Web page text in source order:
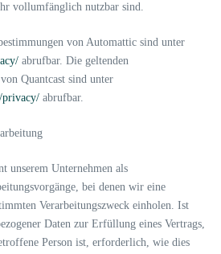
vollumfänglich nutzbar sind.
von Automattic sind unter
abrufbar. Die geltenden
Quantcast sind unter
privacy/ abrufbar.
Unternehmen als
bei denen wir eine
Verarbeitungszweck einholen. Ist
Daten zur Erfüllung eines Vertrags,
Person ist, erforderlich, wie dies